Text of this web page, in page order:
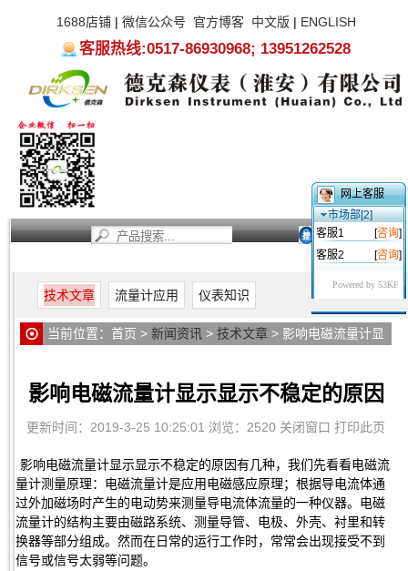
1688店铺| 微信公众号 官方博客 中文版 | ENGLISH
客服热线:0517-86930968; 13951262528
技术文章 流量计应用 仪表知识
当前位置： 首页 > 新闻资讯 > 技术文章 > 影响电磁流量计显
影响电磁流量计显示显示不稳定的原因
更新时间：2019-3-25 10:25:01 浏览：2520 关闭窗口 打印此页
影响电磁流量计显示显示不稳定的原因有几种，我们先看看电磁流
量计测量原理：电磁流量计是应用电磁感应原理；根据导电流体通
过外加磁场时产生的电动势来测量导电流体流量的一种仪器。电磁
流量计的结构主要由磁路系统、测量导管、电极、外壳、衬里和转
换器等部分组成。然而在日常的运行工作时，常常会出现接受不到
信号或信号太弱等问题。
网上客服
市场部[2]
客服1
[咨询]
客服2
[咨询]
Powered by 53KF